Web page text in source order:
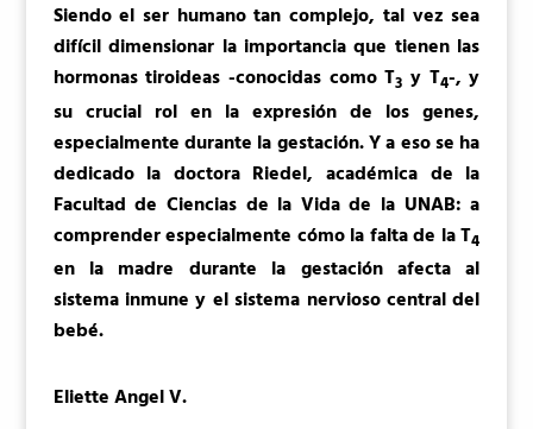
Siendo el ser humano tan complejo, tal vez sea
difícil dimensionar la importancia que tienen las
hormonas tiroideas -conocidas como T3 y T4-, y
su crucial rol en la expresión de los genes,
especialmente durante la gestación. Y a eso se ha
dedicado la doctora Riedel, académica de la
Facultad de Ciencias de la Vida de la UNAB: a
comprender especialmente cómo la falta de la T4
en la madre durante la gestación afecta al
sistema inmune y el sistema nervioso central del
bebé.
Eliette Angel V.